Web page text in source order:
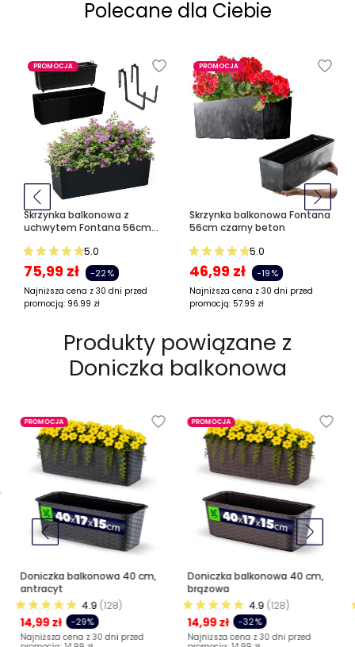
Polecane dla Ciebie
PROMOCJA
Skrzynka balkonowa z
uchwytem Fontana 56cm
5.0
75,99 zł -22%
Najniższa cena z 30 dni przed
promocją: 96.99 zł
PROMOCJA
Skrzynka balkonowa Fontana
56cm czarny beton
5.0
46,99 zł -19%
Najniższa cena z 30 dni przed
promocją: 57.99 zł
Produkty powiązane z
Doniczka balkonowa
PROMOCJA
Doniczka balkonowa 40 cm,
antracyt
4.9 (128)
14,99 zł -29%
Najniższa cena z 30 dni przed
PROMOCJA
Doniczka balkonowa 40 cm,
brązowa
4.9 (128)
14,99 zł -32%
Najniższa cena z 30 dni przed